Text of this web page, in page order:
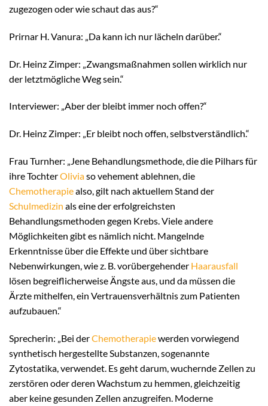
zugezogen oder wie schaut das aus?“
Prirnar H. Vanura: „Da kann ich nur lächeln darüber.“
Dr. Heinz Zimper: „Zwangsmaßnahmen sollen wirklich nur
der letztmögliche Weg sein.“
Interviewer: „Aber der bleibt immer noch offen?“
Dr. Heinz Zimper: „Er bleibt noch offen, selbstverständlich.“
Frau Turnher: „Jene Behandlungsmethode, die die Pilhars für
ihre TochterOliviaso vehement ablehnen, die
Chemotherapiealso, gilt nach aktuellem Stand der
Schulmedizin als eine der erfolgreichsten
Behandlungsmethoden gegen Krebs. Viele andere
Möglichkeiten gibt es nämlich nicht. Mangelnde
Erkenntnisse über die Effekte und über sichtbare
Nebenwirkungen, wie z. B. vorübergehender Haarausfall
lösen begreiflicherweise Ängste aus, und da müssen die
Ärzte mithelfen, ein Vertrauensverhältnis zum Patienten
aufzubauen.“
Sprecherin: „Bei derChemotherapiewerden vorwiegend
synthetisch hergestellte Substanzen, sogenannte
Zytostatika, verwendet. Es geht darum, wuchernde Zellen zu
zerstören oder deren Wachstum zu hemmen, gleichzeitig
aber keine gesunden Zellen anzugreifen. Moderne